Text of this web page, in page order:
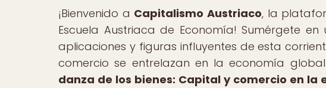
¡Bienvenido a Capitalismo Austriaco, la
Escuela Austriaca de Economía! Sumérgete
aplicaciones y figuras influyentes de esta
comercio se entrelazan en la economía
danza de los bienes: Capital y comercio en la